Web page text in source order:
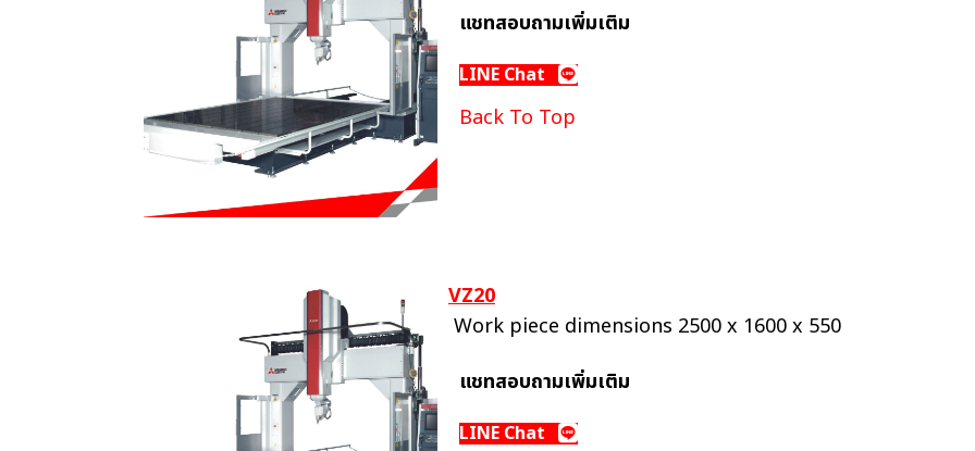
แชทสอบถามเพิ่มเติม
LINE Chat
Back To Top
VZ20
Work piece dimensions 2500 x 1600 x 550
แชทสอบถามเพิ่มเติม
LINE Chat